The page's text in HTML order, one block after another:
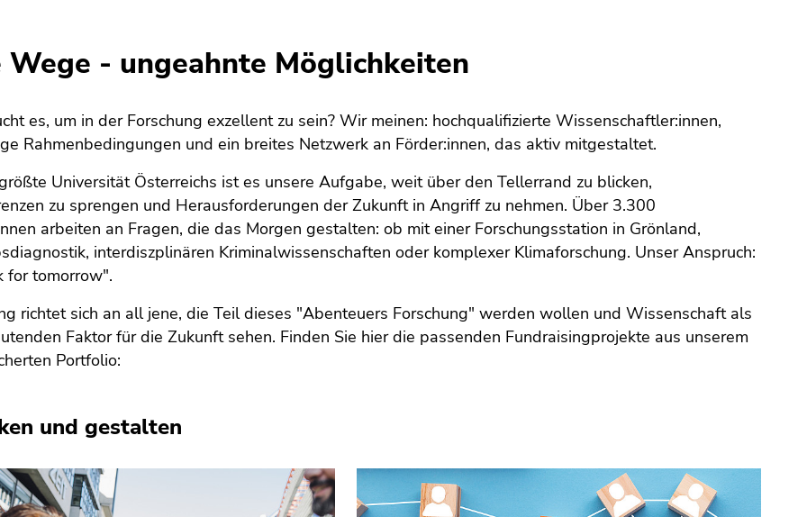
Wege - ungeahnte Möglichkeiten
es, um in der Forschung exzellent zu sein? Wir meinen: hochqualifizierte Wissenschaftler:innen,
Rahmenbedingungen und ein breites Netzwerk an Förder:innen, das aktiv mitgestaltet.
Universität Österreichs ist es unsere Aufgabe, weit über den Tellerrand zu blicken,
zu sprengen und Herausforderungen der Zukunft in Angriff zu nehmen. Über 3.300
arbeiten an Fragen, die das Morgen gestalten: ob mit einer Forschungsstation in Grönland,
interdiszplinären Kriminalwissenschaften oder komplexer Klimaforschung. Unser Anspruch:
for tomorrow".
richtet sich an all jene, die Teil dieses "Abenteuers Forschung" werden wollen und Wissenschaft als
Faktor für die Zukunft sehen. Finden Sie hier die passenden Fundraisingprojekte aus unserem
Portfolio:
und gestalten